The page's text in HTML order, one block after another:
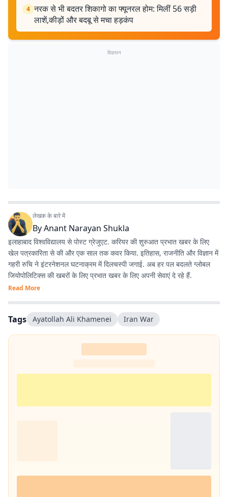
4 नरक से भी बदतर शिकागो का फ्यूनरल होम: मिलीं 56 सड़ी
लाशें,कीड़ों और बदबू से मचा हड़कंप
विज्ञापन
लेखक के बारे में
ByAnant Narayan Shukla
इलाहाबाद विश्वविद्यालय से पोस्ट ग्रेजुएट. करियर की शुरुआत प्रभात खबर के लिए
खेल पत्रकारिता से की और एक साल तक कवर किया. इतिहास, राजनीति और विज्ञान में
गहरी रुचि ने इंटरनेशनल घटनाक्रम में दिलचस्पी जगाई. अब हर पल बदलते ग्लोबल
जियोपोलिटिक्स की खबरों के लिए प्रभात खबर के लिए अपनी सेवाएं दे रहे हैं.
Read More
Tags Ayatollah Ali Khamenei Iran War